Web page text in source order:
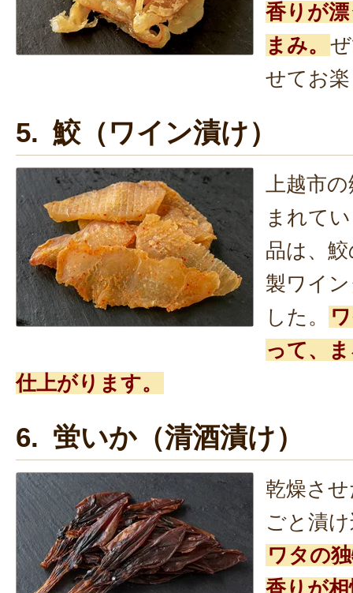
香りが
まみ。
せてお
5. 鮫（ワイン漬け）
上越市
まれて
品は、
製ワイ
した。
って、
仕上がります。
6. 蛍いか（清酒漬け）
乾燥さ
ごと漬
ワタの
香りが